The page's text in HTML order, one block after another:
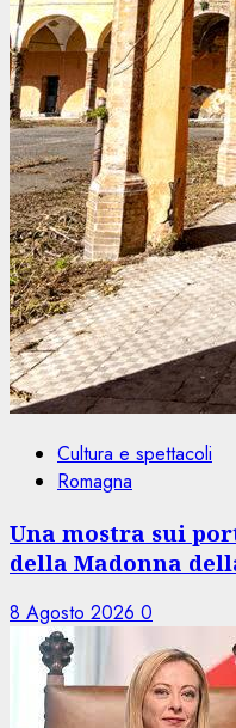
Cultura e spettacoli
Romagna
Una mostra sui
della Madonna
8 Agosto 2026 0